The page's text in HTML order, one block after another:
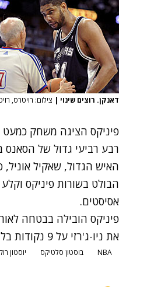
דאנקן. רוצים שינוי | צילום: רויטרס,
רבע רביעי גדול של הסאנס
אסיסטים.
פיניקס הובילה בבטחה
את ניו-ג'רזי על 9 נקודות בלבד, לעונת ה-22 של פיניקס.
NBA בוסטון סלטיקס יוסטון